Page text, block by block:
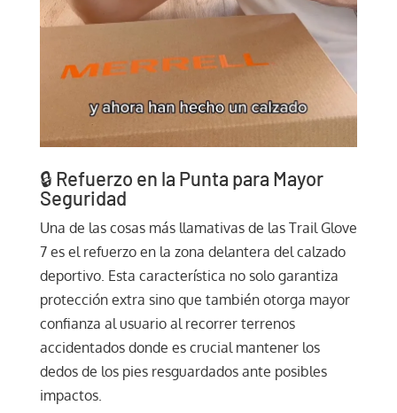
🔒 Refuerzo en la Punta para Mayor
Seguridad
Una de las cosas más llamativas de las Trail Glove
7 es el refuerzo en la zona delantera del calzado
deportivo. Esta característica no solo garantiza
protección extra sino que también otorga mayor
confianza al usuario al recorrer terrenos
accidentados donde es crucial mantener los
dedos de los pies resguardados ante posibles
impactos.